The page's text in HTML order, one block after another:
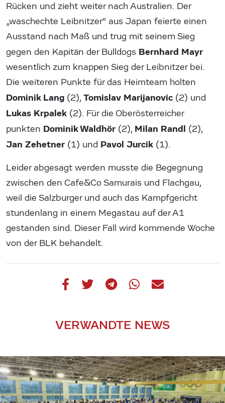
Rücken und zieht weiter nach Australien. Der
„waschechte Leibnitzer“ aus Japan feierte einen
Ausstand nach Maß und trug mit seinem Sieg
gegen den Kapitän der Bulldogs Bernhard Mayr
wesentlich zum knappen Sieg der Leibnitzer bei.
Die weiteren Punkte für das Heimteam holten
Dominik Lang (2), Tomislav Marijanovic (2) und
Lukas Krpalek (2). Für die Oberösterreicher
punkten Dominik Waldhör (2), Milan Randl (2),
Jan Zehetner (1) und Pavol Jurcik (1).
Leider abgesagt werden musste die Begegnung
zwischen den Cafe&Co Samurais und Flachgau,
weil die Salzburger und auch das Kampfgericht
stundenlang in einem Megastau auf der A1
gestanden sind. Dieser Fall wird kommende Woche
von der BLK behandelt.
VERWANDTE NEWS